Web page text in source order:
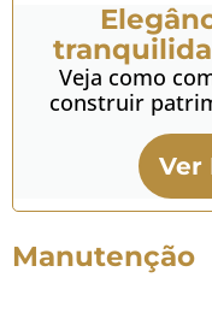
Veja como
construir
Ver
Manutenção